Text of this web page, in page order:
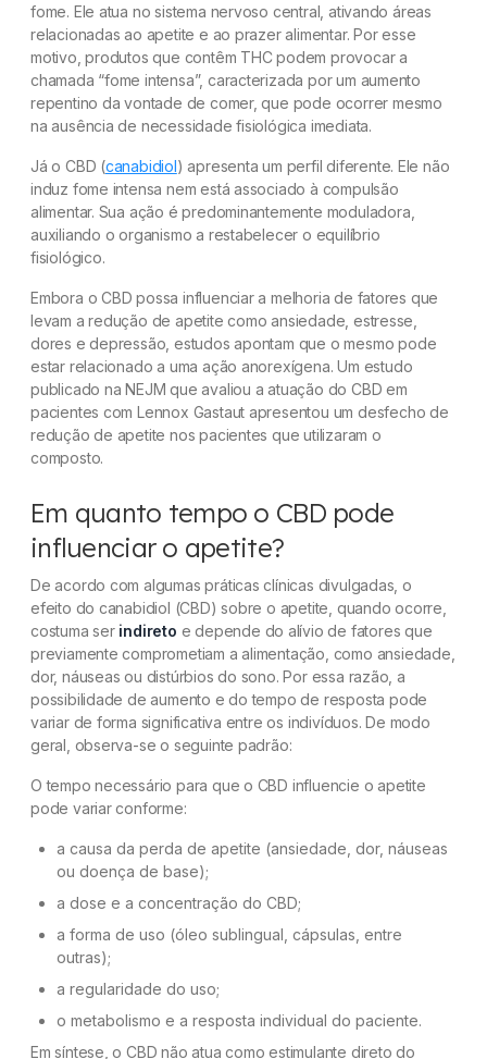
fome. Ele atua no sistema nervoso central, ativando áreas
relacionadas ao apetite e ao prazer alimentar. Por esse
motivo, produtos que contêm THC podem provocar a
chamada “fome intensa”, caracterizada por um aumento
repentino da vontade de comer, que pode ocorrer mesmo
na ausência de necessidade fisiológica imediata.
Já o CBD (canabidiol) apresenta um perfil diferente. Ele não
induz fome intensa nem está associado à compulsão
alimentar. Sua ação é predominantemente moduladora,
auxiliando o organismo a restabelecer o equilíbrio
fisiológico.
Embora o CBD possa influenciar a melhoria de fatores que
levam a redução de apetite como ansiedade, estresse,
dores e depressão, estudos apontam que o mesmo pode
estar relacionado a uma ação anorexígena. Um estudo
publicado na NEJM que avaliou a atuação do CBD em
pacientes com Lennox Gastaut apresentou um desfecho de
redução de apetite nos pacientes que utilizaram o
composto.
Em quanto tempo o CBD pode
influenciar o apetite?
De acordo com algumas práticas clínicas divulgadas, o
efeito do canabidiol (CBD) sobre o apetite, quando ocorre,
costuma ser indireto e depende do alívio de fatores que
previamente comprometiam a alimentação, como ansiedade,
dor, náuseas ou distúrbios do sono. Por essa razão, a
possibilidade de aumento e do tempo de resposta pode
variar de forma significativa entre os indivíduos. De modo
geral, observa-se o seguinte padrão:
O tempo necessário para que o CBD influencie o apetite
pode variar conforme:
a causa da perda de apetite (ansiedade, dor, náuseas
ou doença de base);
a dose e a concentração do CBD;
a forma de uso (óleo sublingual, cápsulas, entre
outras);
a regularidade do uso;
o metabolismo e a resposta individual do paciente.
Em síntese, o CBD não atua como estimulante direto do